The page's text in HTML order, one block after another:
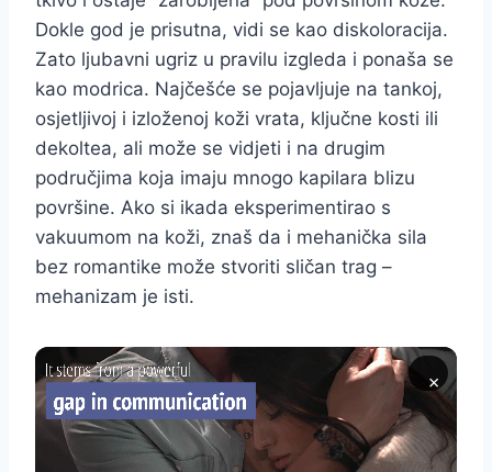
Dokle god je prisutna, vidi se kao diskoloracija.
Zato ljubavni ugriz u pravilu izgleda i ponaša se
kao modrica. Najčešće se pojavljuje na tankoj,
osjetljivoj i izloženoj koži vrata, ključne kosti ili
dekoltea, ali može se vidjeti i na drugim
područjima koja imaju mnogo kapilara blizu
površine. Ako si ikada eksperimentirao s
vakuumom na koži, znaš da i mehanička sila
bez romantike može stvoriti sličan trag –
mehanizam je isti.
×